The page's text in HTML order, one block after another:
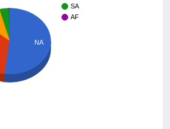
SA
AF
NA